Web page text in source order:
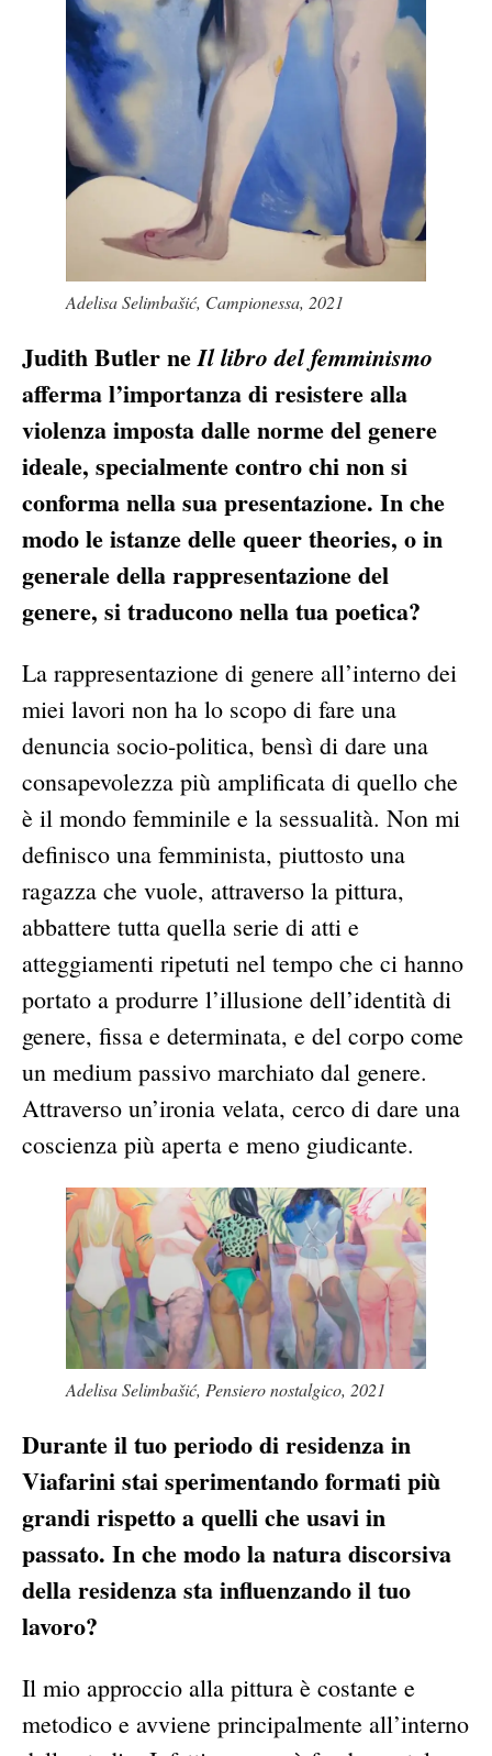
Adelisa Selimbašić, Campionessa, 2021
Judith Butler neIl libro del femminismo
afferma l’importanza di resistere alla
violenza imposta dalle norme del genere
ideale, specialmente contro chi non si
conforma nella sua presentazione. In che
modo le istanze delle queer theories, o in
generale della rappresentazione del
genere, si traducono nella tua poetica?
La rappresentazione di genere all’interno dei
miei lavori non ha lo scopo di fare una
denuncia socio-politica, bensì di dare una
consapevolezza più amplificata di quello che
è il mondo femminile e la sessualità. Non mi
definisco una femminista, piuttosto una
ragazza che vuole, attraverso la pittura,
abbattere tutta quella serie di atti e
atteggiamenti ripetuti nel tempo che ci hanno
portato a produrre l’illusione dell’identità di
genere, fissa e determinata, e del corpo come
un medium passivo marchiato dal genere.
Attraverso un’ironia velata, cerco di dare una
coscienza più aperta e meno giudicante.
Adelisa Selimbašić, Pensiero nostalgico, 2021
Durante il tuo periodo di residenza in
Viafarini stai sperimentando formati più
grandi rispetto a quelli che usavi in
passato. In che modo lanatura discorsiva
della residenza sta influenzando il tuo
lavoro?
Il mio approccio alla pittura è costante e
metodico e avviene principalmente all’interno